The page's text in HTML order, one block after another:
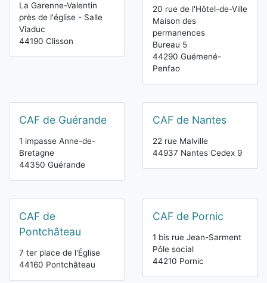
La Garenne-Valentin
près de l'église - Salle
Viaduc
44190 Clisson
20 rue de l'Hôtel-de-Ville
Maison des
permanences
Bureau 5
44290 Guémené-
Penfao
CAF de Guérande
1 impasse Anne-de-
Bretagne
44350 Guérande
CAF de Nantes
22 rue Malville
44937 Nantes Cedex 9
CAF de
Pontchâteau
7 ter place de l'Église
44160 Pontchâteau
CAF de Pornic
1 bis rue Jean-Sarment
Pôle social
44210 Pornic